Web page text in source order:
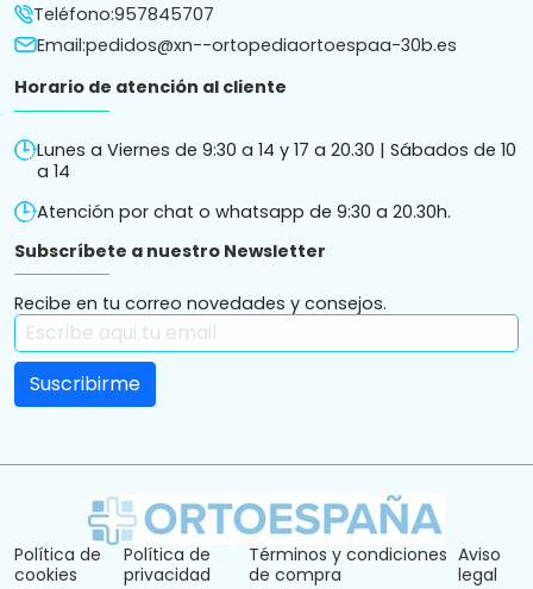
Teléfono:957845707
Email:pedidos@xn--ortopediaortoespaa-30b.es
Horario de atención al cliente
Lunes a Viernes de 9:30 a 14 y 17 a 20.30 | Sábados de 10
a 14
Atención por chat o whatsapp de 9:30 a 20.30h.
Subscríbete a nuestro Newsletter
Recibe en tu correo novedades y consejos.
Política de
cookies
Política de
privacidad
Términos y condiciones
de compra
Aviso
legal